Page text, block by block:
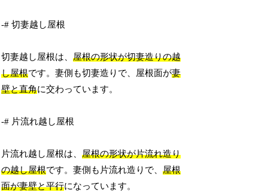
-# 切妻越し屋根
切妻越し屋根は、屋根の形状が切妻造りの越
し屋根です。妻側も切妻造りで、屋根面が妻
壁と直角に交わっています。
-# 片流れ越し屋根
片流れ越し屋根は、屋根の形状が片流れ造り
の越し屋根です。妻側も片流れ造りで、屋根
面が妻壁と平行になっています。